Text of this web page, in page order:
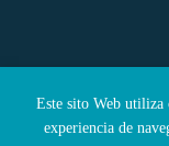
Este sito Web utiliza
experiencia de